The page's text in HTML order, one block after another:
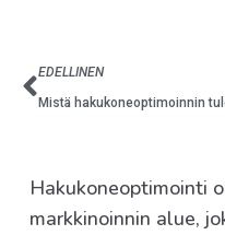
EDELLINEN
Hakukoneoptimointi
markkinoinnin alue,